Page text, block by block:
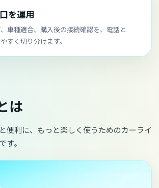
を運用
車種適合、購入後の接続確認を、電話と
すく切り分けます。
は
便利に、もっと楽しく使うためのカーライ
す。